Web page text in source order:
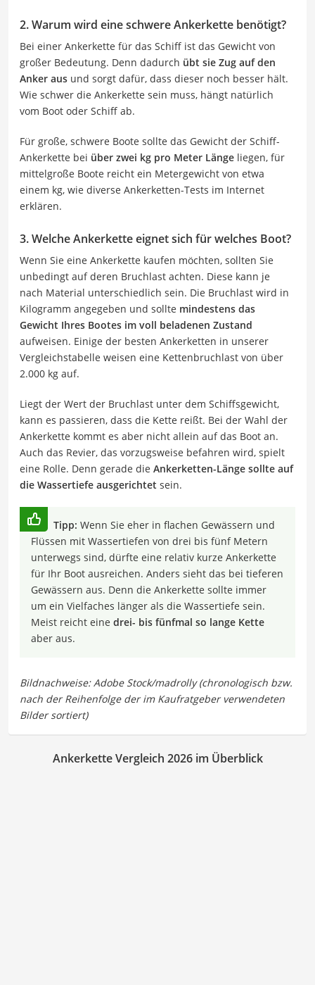
2. Warum wird eine schwere Ankerkette benötigt?
Bei einer Ankerkette für das Schiff ist das Gewicht von
großer Bedeutung. Denn dadurch übt sie Zug auf den
Anker aus und sorgt dafür, dass dieser noch besser hält.
Wie schwer die Ankerkette sein muss, hängt natürlich
vom Boot oder Schiff ab.
Für große, schwere Boote sollte das Gewicht der Schiff-
Ankerkette bei über zwei kg pro Meter Länge liegen, für
mittelgroße Boote reicht ein Metergewicht von etwa
einem kg, wie diverse Ankerketten-Tests im Internet
erklären.
3. Welche Ankerkette eignet sich für welches Boot?
Wenn Sie eine Ankerkette kaufen möchten, sollten Sie
unbedingt auf deren Bruchlast achten. Diese kann je
nach Material unterschiedlich sein. Die Bruchlast wird in
Kilogramm angegeben und sollte mindestens das
Gewicht Ihres Bootes im voll beladenen Zustand
aufweisen. Einige der besten Ankerketten in unserer
Vergleichstabelle weisen eine Kettenbruchlast von über
2.000 kg auf.
Liegt der Wert der Bruchlast unter dem Schiffsgewicht,
kann es passieren, dass die Kette reißt. Bei der Wahl der
Ankerkette kommt es aber nicht allein auf das Boot an.
Auch das Revier, das vorzugsweise befahren wird, spielt
eine Rolle. Denn gerade die Ankerketten-Länge sollte auf
die Wassertiefe ausgerichtet sein.
Tipp: Wenn Sie eher in flachen Gewässern und
Flüssen mit Wassertiefen von drei bis fünf Metern
unterwegs sind, dürfte eine relativ kurze Ankerkette
für Ihr Boot ausreichen. Anders sieht das bei tieferen
Gewässern aus. Denn die Ankerkette sollte immer
um ein Vielfaches länger als die Wassertiefe sein.
Meist reicht eine drei- bis fünfmal so lange Kette
aber aus.
Ankerkette Vergleich 2026 im Überblick